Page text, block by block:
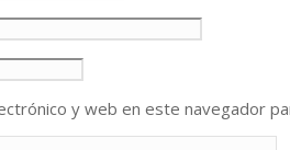
y web en este navegador